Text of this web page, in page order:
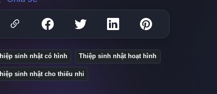
sinh nhật có hình Thiệp sinh nhật hoạt hình
sinh nhật cho thiếu nhi